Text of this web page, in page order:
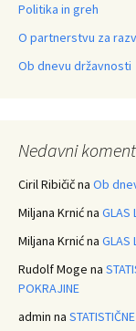
Politika in greh
O partnerstvu za
Ob dnevu državnosti
Nedavni
Ciril Ribičična Ob
Miljana Krnićna GLAS
Miljana Krnićna GLAS
Rudolf Moge na
POKRAJINE
admin na